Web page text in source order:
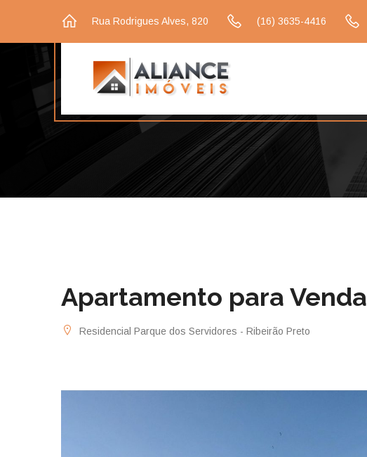
Rua Rodrigues Alves, 820 (16) 3635-4416
Apartamento para Venda
Residencial Parque dos Servidores - Ribeirão Preto